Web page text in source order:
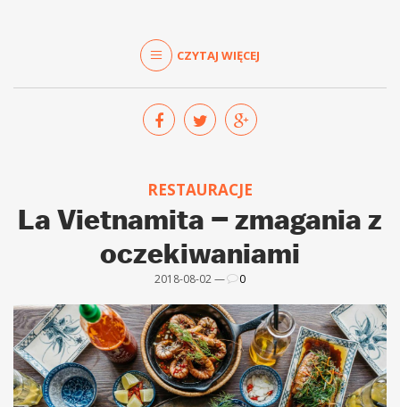
CZYTAJ WIĘCEJ
RESTAURACJE
La Vietnamita – zmagania z
oczekiwaniami
2018-08-02 — 0